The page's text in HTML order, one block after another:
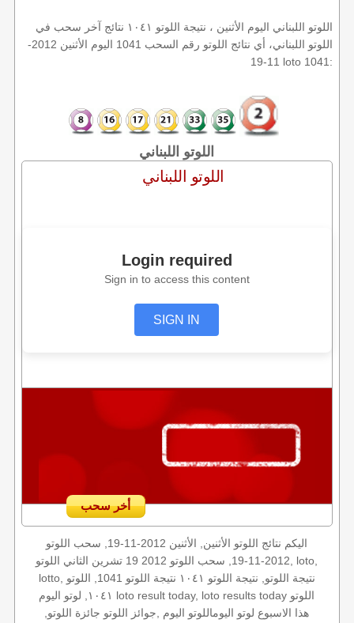
اللوتو اللبناني اليوم الأثنين ، نتيجة اللوتو ١٠٤١ نتائج آخر سحب في
اللوتو اللبناني، أي نتائج اللوتو رقم السحب 1041 اليوم الأثنين 2012-
11-19 loto 1041:
اللوتو اللبناني
اللوتو اللبناني
Login required
Sign in to access this content
SIGN IN
أخر سحب
اليكم نتائج اللوتو الأثنين, الأثنين 2012-11-19, سحب اللوتو
2012-11-19, سحب اللوتو 2012 19 تشرين الثاني اللوتو, loto,
lotto, نتيجة اللوتو, نتيجة اللوتو ١٠٤١ نتيجة اللوتو 1041, اللوتو
١٠٤١, لوتو اليوم loto result today, loto results today اللوتو
هذا الاسبوع لوتو اليوماللوتو اليوم ,جوائز اللوتو جائزة اللوتو,